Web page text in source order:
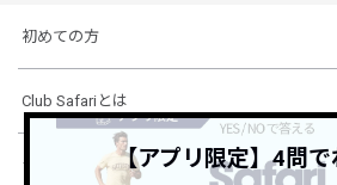
初めての方
Club Safariとは
ショッピングガイド【アプリ限定】4問